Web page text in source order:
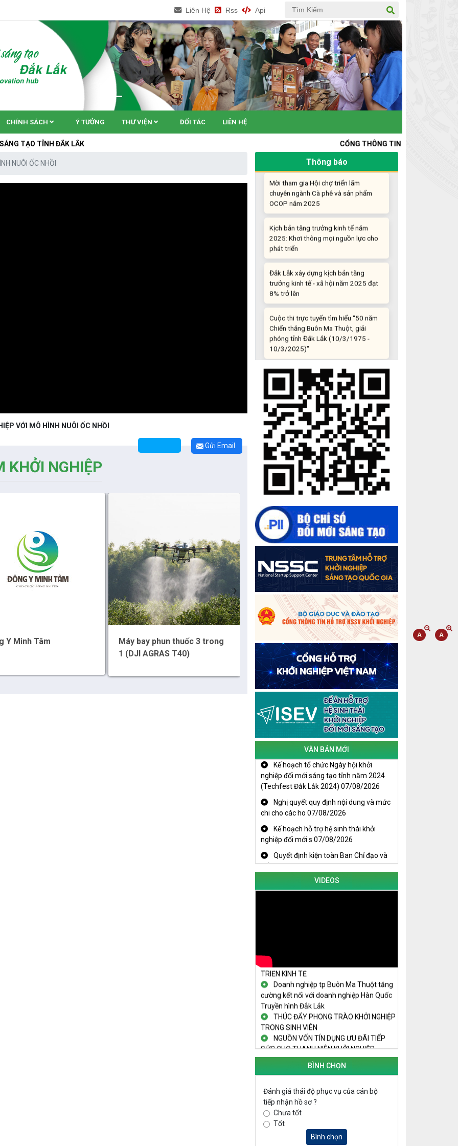
Liên Hệ Rss Api
CHÍNH SÁCH Ý TƯỞNG THƯ VIỆN ĐỐI TÁC LIÊN HỆ
ĐẮK LẮK CỔNG THÔNG TIN KHỞI NGHIỆP ĐỔI MỚI
NUÔI ỐC NHỒI
VỚI MÔ HÌNH NUÔI ỐC NHỒI
Gửi Email
KHỞI NGHIỆP
Y Minh Tâm
Máy bay phun thuốc 3 trong
1 (DJI AGRAS T40)
Cà phê đặc sản Việt Nam
100% Robusta
Gạo sạch Thăng
›
Thông báo
Khi khoa học - công nghệ chưa có sự
đột phá
Chế biến sâu – Nâng cao giá trị nông
sản
“Đi tắt, đón đầu” các công nghệ mới,
công nghệ tương lai
Quảng bá hình ảnh Đắk Lắk đến bạn
bè trong nước và quốc tế
Mời tham gia Hội chợ triển lãm
chuyên ngành Cà phê và sản phẩm
OCOP năm 2025
Kịch bản tăng trưởng kinh tế năm
2025: Khơi thông mọi nguồn lực cho
phát triển
Đắk Lắk xây dựng kịch bản tăng
trưởng kinh tế - xã hội năm 2025 đạt
8% trở lên
Cuộc thi trực tuyến tìm hiểu “50 năm
Chiến thắng Buôn Ma Thuột, giải
phóng tỉnh Đắk Lắk (10/3/1975 -
10/3/2025)"
Những sáng tạo độc đáo từ “cây nhà
lá vườn”
Gam màu sáng trong bức tranh khởi
nghiệp đổi mới sáng tạo
Khi khoa học - công nghệ chưa có sự
đột phá
Chế biến sâu – Nâng cao giá trị nông
sản
công nghệ tương lai
Quảng bá hình ảnh Đắk Lắk đến bạn
bè trong nước và quốc tế
Mời tham gia Hội chợ triển lãm
chuyên ngành Cà phê và sản phẩm
OCOP năm 2025
Kịch bản tăng trưởng kinh tế năm
2025: Khơi thông mọi nguồn lực cho
Đắk Lắk xây dựng kịch bản tăng
trưởng kinh tế - xã hội năm 2025 đạt
8% trở lên
Cuộc thi trực tuyến tìm hiểu “50 năm
Chiến thắng Buôn Ma Thuột, giải
phóng tỉnh Đắk Lắk (10/3/1975 -
VĂN BẢN MỚI
Kế hoạch tổ chức Ngày hội khởi
nghiệp đổi mới sáng tạo tỉnh năm 2024
(Techfest Đắk Lắk 2024) 07/08/2026
Nghị quyết quy định nội dung và mức
chi cho các ho 07/08/2026
Kế hoạch hỗ trợ hệ sinh thái khởi
nghiệp đổi mới s 07/08/2026
Quyết định kiện toàn Ban Chỉ đạo và
Tổ giúp việc B07/08/2026
VIDEOS
KHAI MẠC TECHFEST 2024
TRAILER TECHFEST DAKLAK 2024
OK1
TRONG SÁNG TẠO KHỞI NGHIỆP, PHÁT
TRIỂN KINH TẾ
Doanh nghiệp tp Buôn Ma Thuột tăng
cường kết nối với doanh nghiệp Hàn Quốc
Truyền hình Đắk Lắk
THÚC ĐẨY PHONG TRÀO KHỞI NGHIỆP
TRONG SINH VIÊN
NGUỒN VỐN TÍN DỤNG ƯU ĐÃI TIẾP
SỨC CHO THANH NIÊN KHỞI NGHIỆP
TRONG THANH NIÊN TẠI HUYỆN KRÔNG
PẮC
NHỒI
NHÌN LẠI HOẠT ĐỘNG KHỞI NGHIỆP
ĐẮK LẮK GIAI ĐOẠN 2018-2020
KHAI MẠC TECHFEST 2024
BÌNH CHỌN
Đánh giá thái độ phục vụ của cán bộ
tiếp nhận hồ sơ ?
Chưa tốt
Tốt
Bình chọn